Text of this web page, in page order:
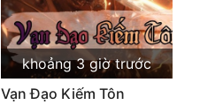
khoảng 3 giờ trước
Vạn Đạo Kiếm Tôn